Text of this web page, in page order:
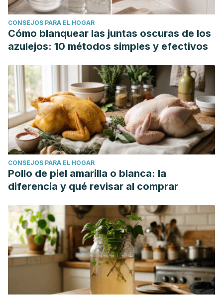
CONSEJOS PARA EL HOGAR
Cómo blanquear las juntas oscuras de los
azulejos: 10 métodos simples y efectivos
CONSEJOS PARA EL HOGAR
Pollo de piel amarilla o blanca: la
diferencia y qué revisar al comprar